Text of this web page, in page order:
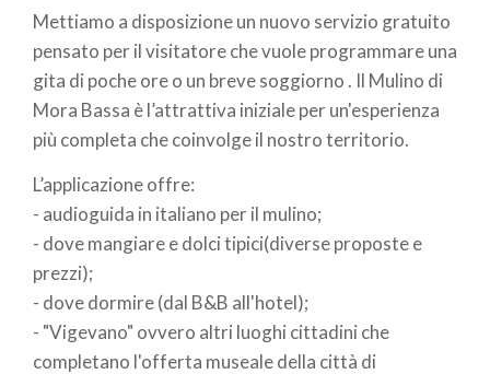
Mettiamo a disposizione un nuovo servizio gratuito
pensato per il visitatore che vuole programmare una
gita di poche ore o un breve soggiorno . Il Mulino di
Mora Bassa è l’attrattiva iniziale per un'esperienza
più completa che coinvolge il nostro territorio.
L’applicazione offre:
- audioguida in italiano per il mulino;
- dove mangiare e dolci tipici(diverse proposte e
prezzi);
- dove dormire (dal B&B all'hotel);
- "Vigevano" ovvero altri luoghi cittadini che
completano l'offerta museale della città di